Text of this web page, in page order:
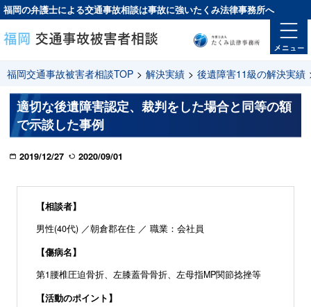
福岡の弁護士による交通事故相談は事故に強いたくみ法律事務所へ
福岡交通事故被害者相談TOP > 解決実績 > 後遺障害11級の解決実績
適切な後遺障害認定、裁判をした場合と同等の額
で示談した事例
2019/12/27 2020/09/01
【相談者】
男性(40代) ／朝倉郡在住 ／ 職業：会社員
【傷病名】
第1腰椎圧迫骨折、左膝蓋骨骨折、左母指MP関節捻挫等
【活動のポイント】